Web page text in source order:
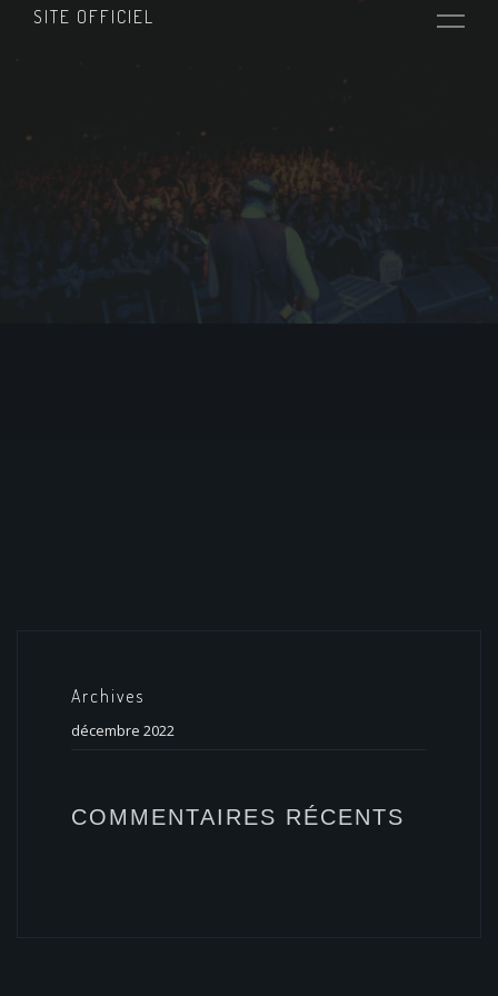
SITE OFFICIEL
Archives
décembre 2022
COMMENTAIRES RÉCENTS